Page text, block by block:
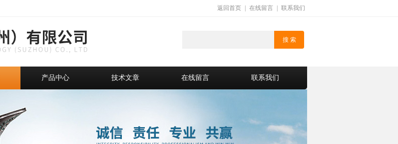
返回首页 在线留言 联系我们
产品中心 技术文章 在线留言 联系我们